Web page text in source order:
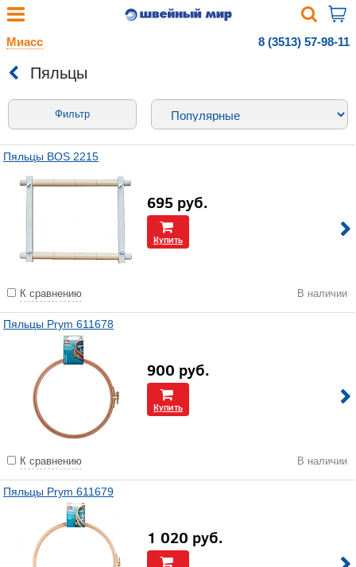
Миасс 8 (3513) 57-98-11
Пяльцы
Фильтр
Пяльцы BOS 2215
695 руб.
Купить
К сравнению В наличии
Пяльцы Prym 611678
900 руб.
Купить
К сравнению В наличии
Пяльцы Prym 611679
1 020 руб.